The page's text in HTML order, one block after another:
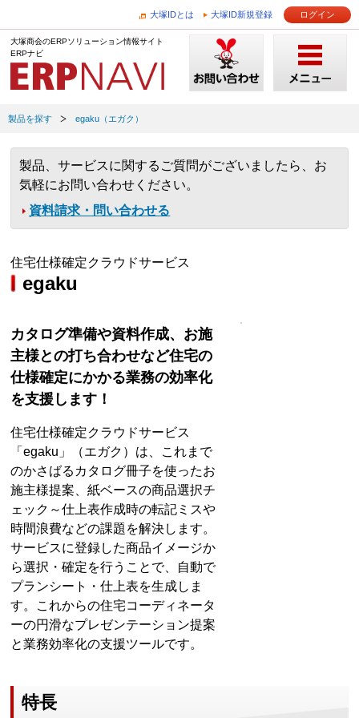
大塚IDとは 大塚ID新規登録 ログイン
大塚商会のERPソリューション情報サイト
ERPナビ
製品を探す egaku（エガク）
製品、サービスに関するご質問がございましたら、お
気軽にお問い合わせください。
資料請求・問い合わせる
住宅仕様確定クラウドサービス
egaku
カタログ準備や資料作成、お施
主様との打ち合わせなど住宅の
仕様確定にかかる業務の効率化
を⽀援します！
住宅仕様確定クラウドサービス
「egaku」（エガク）は、これまで
のかさばるカタログ冊子を使ったお
施主様提案、紙ベースの商品選択チ
ェック～仕上表作成時の転記ミスや
時間浪費などの課題を解決します。
サービスに登録した商品イメージか
ら選択・確定を行うことで、自動で
プランシート・仕上表を生成しま
す。これからの住宅コーディネータ
ーの円滑なプレゼンテーション提案
と業務効率化の支援ツールです。
特長